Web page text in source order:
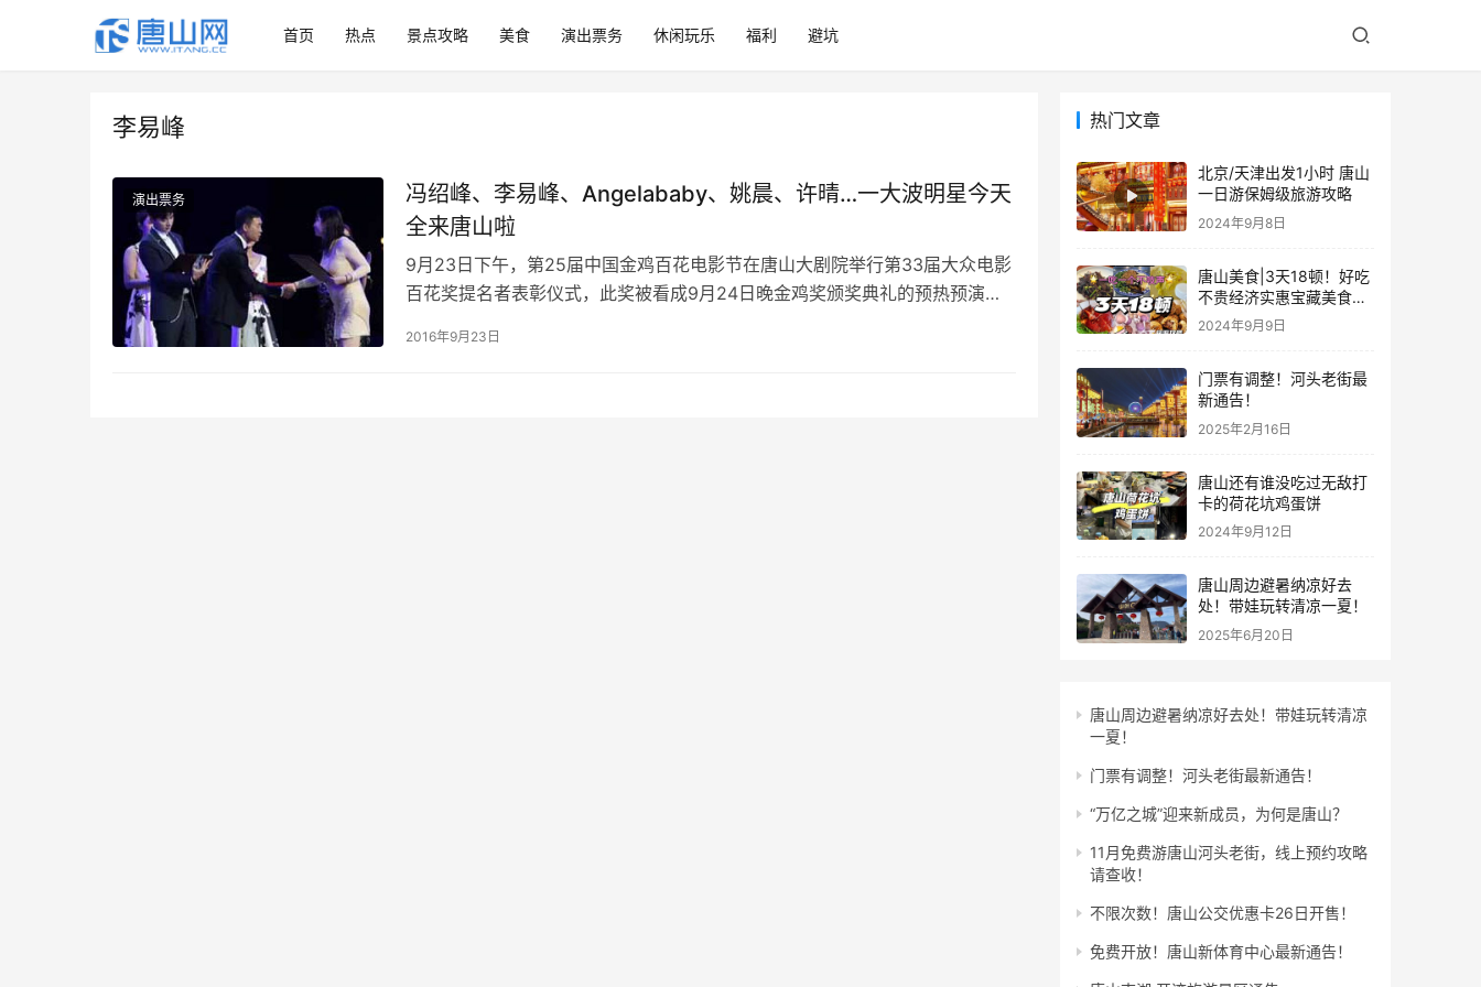
首页 热点 景点攻略 美食 演出票务 休闲玩乐 福利 避坑
李易峰
演出票务
冯绍峰、李易峰、Angelababy、姚晨、许晴…一大波明星今天
全来唐山啦
9月23日下午，第25届中国金鸡百花电影节在唐山大剧院举行第33届大众电影
百花奖提名者表彰仪式，此奖被看成9月24日晚金鸡奖颁奖典礼的预热预演。
2016年9月23日
热门文章
北京/天津出发1小时 唐山
一日游保姆级旅游攻略
2024年9月8日
唐山美食|3天18顿！好吃
不贵经济实惠宝藏美食攻
略，本地人版 赶紧码住！
2024年9月9日
门票有调整！河头老街最
新通告！
2025年2月16日
唐山还有谁没吃过无敌打
卡的荷花坑鸡蛋饼
2024年9月12日
唐山周边避暑纳凉好去
处！带娃玩转清凉一夏！
2025年6月20日
唐山周边避暑纳凉好去处！带娃玩转清凉
一夏！
门票有调整！河头老街最新通告！
“万亿之城”迎来新成员，为何是唐山？
11月免费游唐山河头老街，线上预约攻略
请查收！
不限次数！唐山公交优惠卡26日开售！
免费开放！唐山新体育中心最新通告！